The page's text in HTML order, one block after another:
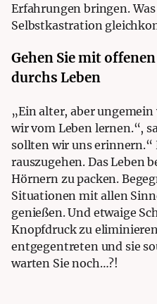
Erfahrungen bringen.
Selbstkastration
Gehen Sie mit
durchs Leben
„Ein alter, aber ungemein
wir vom Leben lernen.“,
sollten wir uns erinnern.“
rauszugehen. Das Leben
Hörnern zu packen.
Situationen mit allen
genießen. Und etwaige
Knopfdruck zu
entgegentreten und sie
warten Sie noch…?!